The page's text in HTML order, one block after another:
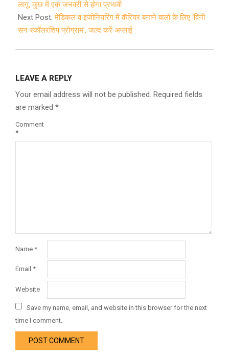
22
लागू, कुछ में एक जनवरी से होगा प्रभावी
Next Post:मेडिकल व इंजीनियरिंग में कॅरियर बनाने वालों के लिए ‘विनी
सन स्कॉलरशिप प्रोग्राम’, जल्द करें अप्लाई
LEAVE A REPLY
Your email address will not be published. Required fields
are marked *
Comment
*
Name *
Email *
Website
Save my name, email, and website in this browser for the next
time I comment.